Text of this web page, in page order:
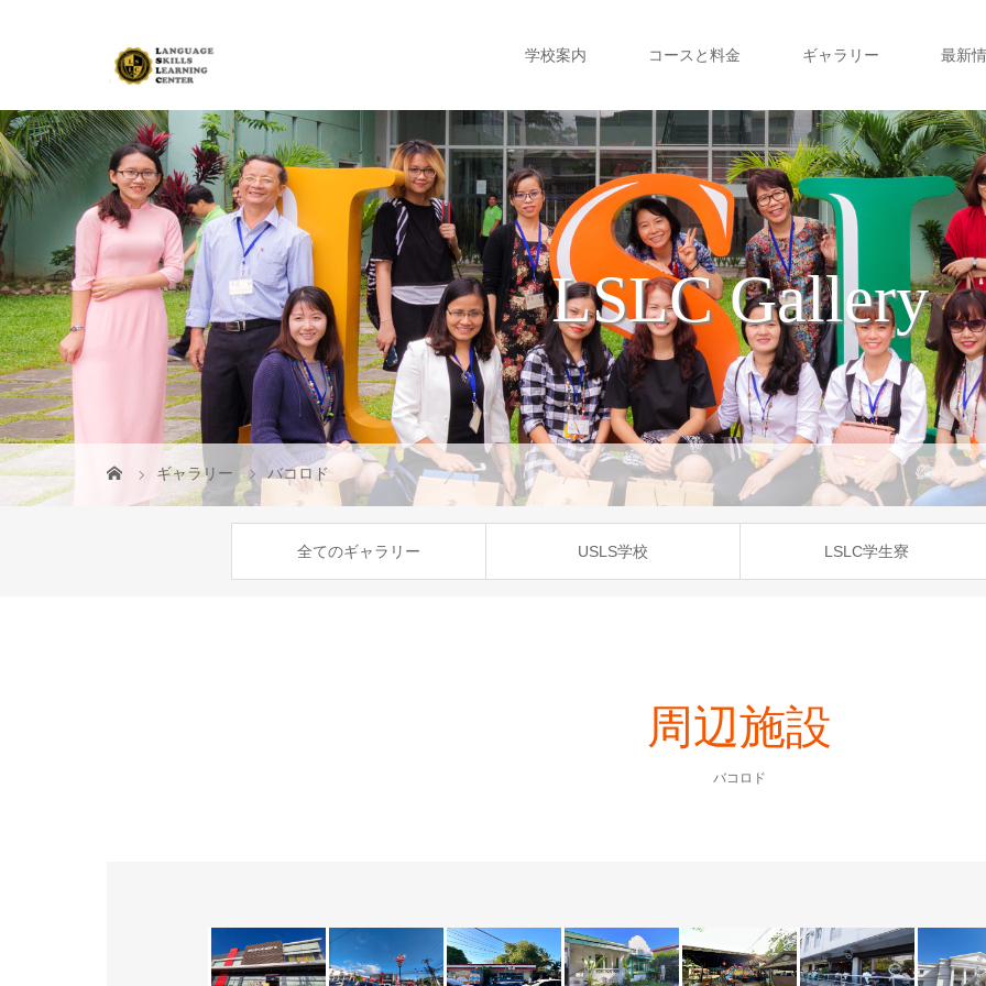
学校案内 コースと料金 ギャラリー 最新
LSLC Gallery
ギャラリー バコロド
全てのギャラリー USLS学校 LSLC学生寮
周辺施設
バコロド